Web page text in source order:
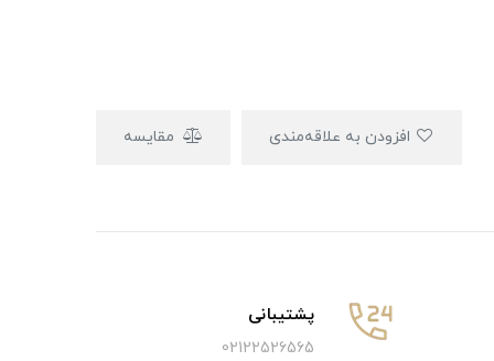
مقایسه
پشتیبانی
02122526565